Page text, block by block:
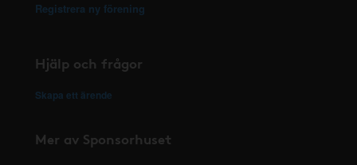
Registrera ny förening
Hjälp och frågor
Skapa ett ärende
Mer av Sponsorhuset